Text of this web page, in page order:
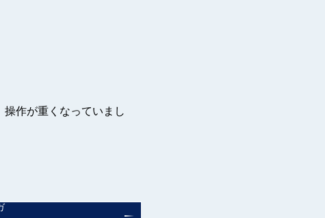
作が重くなっていまし